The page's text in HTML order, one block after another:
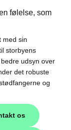
følelse, som
med sin
storbyens
udsyn over
det robuste
og
os